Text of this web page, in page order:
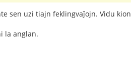
sen uzi tiajn feklingvaĵojn. Vidu
la anglan.